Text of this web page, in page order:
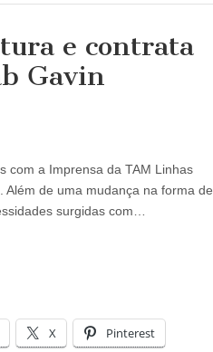
e contrata
Gavin
com a Imprensa da TAM Linhas
de uma mudança na forma de
surgidas com…
X Pinterest